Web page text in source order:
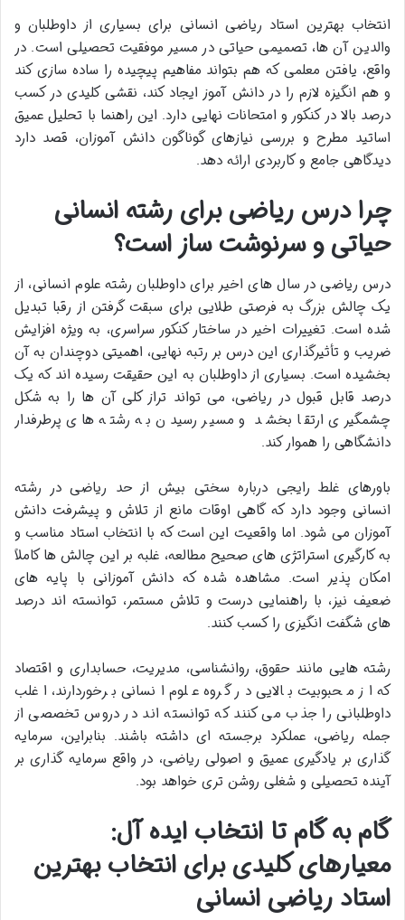
انتخاب بهترین استاد ریاضی انسانی برای بسیاری از داوطلبان و
والدین آن ها، تصمیمی حیاتی در مسیر موفقیت تحصیلی است. در
واقع، یافتن معلمی که هم بتواند مفاهیم پیچیده را ساده سازی کند
و هم انگیزه لازم را در دانش آموز ایجاد کند، نقشی کلیدی در کسب
درصد بالا در کنکور و امتحانات نهایی دارد. این راهنما با تحلیل عمیق
اساتید مطرح و بررسی نیازهای گوناگون دانش آموزان، قصد دارد
دیدگاهی جامع و کاربردی ارائه دهد.
چرا درس ریاضی برای رشته انسانی
حیاتی و سرنوشت ساز است؟
درس ریاضی در سال های اخیر برای داوطلبان رشته علوم انسانی، از
یک چالش بزرگ به فرصتی طلایی برای سبقت گرفتن از رقبا تبدیل
شده است. تغییرات اخیر در ساختار کنکور سراسری، به ویژه افزایش
ضریب و تأثیرگذاری این درس بر رتبه نهایی، اهمیتی دوچندان به آن
بخشیده است. بسیاری از داوطلبان به این حقیقت رسیده اند که یک
درصد قابل قبول در ریاضی، می تواند تراز کلی آن ها را به شکل
چشمگیری ارتقا بخشد و مسیر رسیدن به رشته های پرطرفدار
دانشگاهی را هموار کند.
باورهای غلط رایجی درباره سختی بیش از حد ریاضی در رشته
انسانی وجود دارد که گاهی اوقات مانع از تلاش و پیشرفت دانش
آموزان می شود. اما واقعیت این است که با انتخاب استاد مناسب و
به کارگیری استراتژی های صحیح مطالعه، غلبه بر این چالش ها کاملاً
امکان پذیر است. مشاهده شده که دانش آموزانی با پایه های
ضعیف نیز، با راهنمایی درست و تلاش مستمر، توانسته اند درصد
های شگفت انگیزی را کسب کنند.
رشته هایی مانند حقوق، روانشناسی، مدیریت، حسابداری و اقتصاد
که از محبوبیت بالایی در گروه علوم انسانی برخوردارند، اغلب
داوطلبانی را جذب می کنند که توانسته اند در دروس تخصصی از
جمله ریاضی، عملکرد برجسته ای داشته باشند. بنابراین، سرمایه
گذاری بر یادگیری عمیق و اصولی ریاضی، در واقع سرمایه گذاری بر
آینده تحصیلی و شغلی روشن تری خواهد بود.
گام به گام تا انتخاب ایده آل:
معیارهای کلیدی برای انتخاب بهترین
استاد ریاضی انسانی